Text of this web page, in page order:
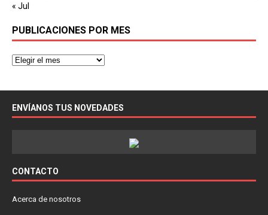
« Jul
PUBLICACIONES POR MES
ENVÍANOS TUS NOVEDADES
CONTACTO
Acerca de nosotros